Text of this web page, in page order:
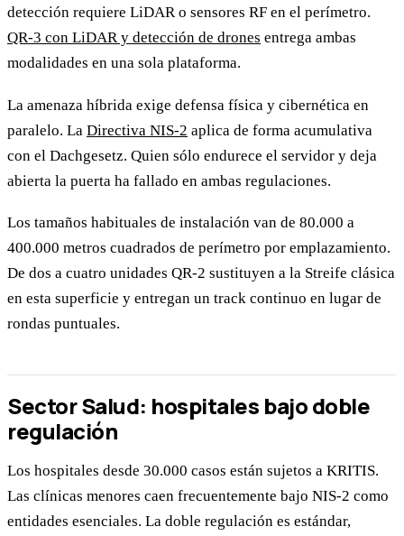
detección requiere LiDAR o sensores RF en el perímetro.
QR-3 con LiDAR y detección de drones entrega ambas
modalidades en una sola plataforma.
La amenaza híbrida exige defensa física y cibernética en
paralelo. La Directiva NIS-2 aplica de forma acumulativa
con el Dachgesetz. Quien sólo endurece el servidor y deja
abierta la puerta ha fallado en ambas regulaciones.
Los tamaños habituales de instalación van de 80.000 a
400.000 metros cuadrados de perímetro por emplazamiento.
De dos a cuatro unidades QR-2 sustituyen a la Streife clásica
en esta superficie y entregan un track continuo en lugar de
rondas puntuales.
Sector Salud: hospitales bajo doble
regulación
Los hospitales desde 30.000 casos están sujetos a KRITIS.
Las clínicas menores caen frecuentemente bajo NIS-2 como
entidades esenciales. La doble regulación es estándar,